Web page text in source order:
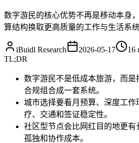
数字游民的核心优势不再是移动本身
算结构换取更高质量的工作与生活系统
iBuidl Research 2026-05-17 16
TL;DR
数字游民不是低成本旅游，而是
合规组合成一套系统。
城市选择要看月预算、深度工作
疗、交通和签证稳定性。
社区型节点会比网红目的地更
孤独和协作成本。